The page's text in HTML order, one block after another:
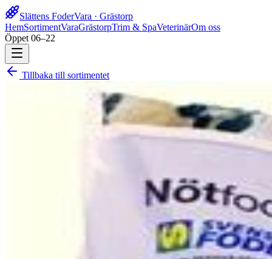
Slättens FoderVara · Grästorp
HemSortimentVaraGrästorpTrim & SpaVeterinärOm oss
Öppet 06–22
Tillbaka till sortimentet